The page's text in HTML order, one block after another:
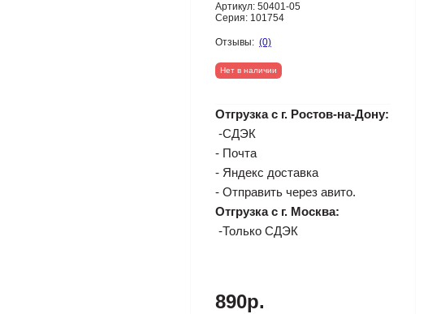
Артикул: 50401-05
Серия: 101754
Отзывы: (0)
Нет в наличии
Отгрузка с г. Ростов-на-Дону:
-СДЭК
- Почта
- Яндекс доставка
- Отправить через авито.
Отгрузка с г. Москва:
-Только СДЭК
890р.